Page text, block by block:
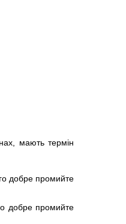
мають термін
добре промийте
добре промийте